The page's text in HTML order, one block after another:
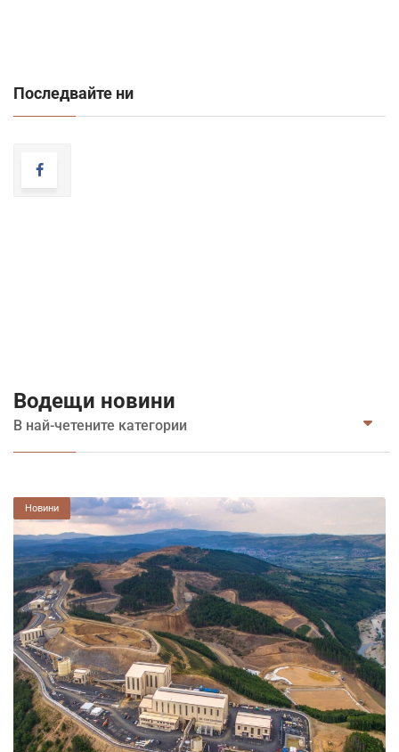
Последвайте ни
Водещи новини
В най-четените категории
Новини